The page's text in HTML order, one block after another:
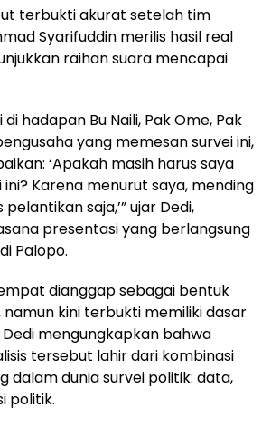
terbukti akurat setelah tim
Syarifuddin merilis hasil real
raihan suara mencapai
hadapan Bu Naili, Pak Ome, Pak
yang memesan survei ini,
‘Apakah masih harus saya
Karena menurut saya, mending
saja,’” ujar Dedi,
presentasi yang berlangsung
Palopo.
dianggap sebagai bentuk
namun kini terbukti memiliki dasar
mengungkapkan bahwa
tersebut lahir dari kombinasi
dalam dunia survei politik: data,
politik.